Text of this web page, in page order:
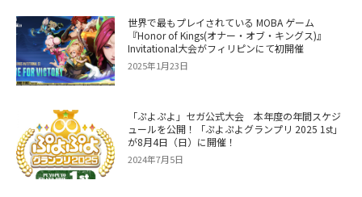
世界で最もプレイされている MOBA ゲーム
『Honor of Kings(オナー・オブ・キングス)』
Invitational大会がフィリピンにて初開催
2025年1月23日
「ぷよぷよ」セガ公式大会 本年度の年間スケジ
ュールを公開！「ぷよぷよグランプリ 2025 1st」
が8月4日（日）に開催！
2024年7月5日